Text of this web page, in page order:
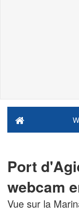
Port
webcam
Vue sur la